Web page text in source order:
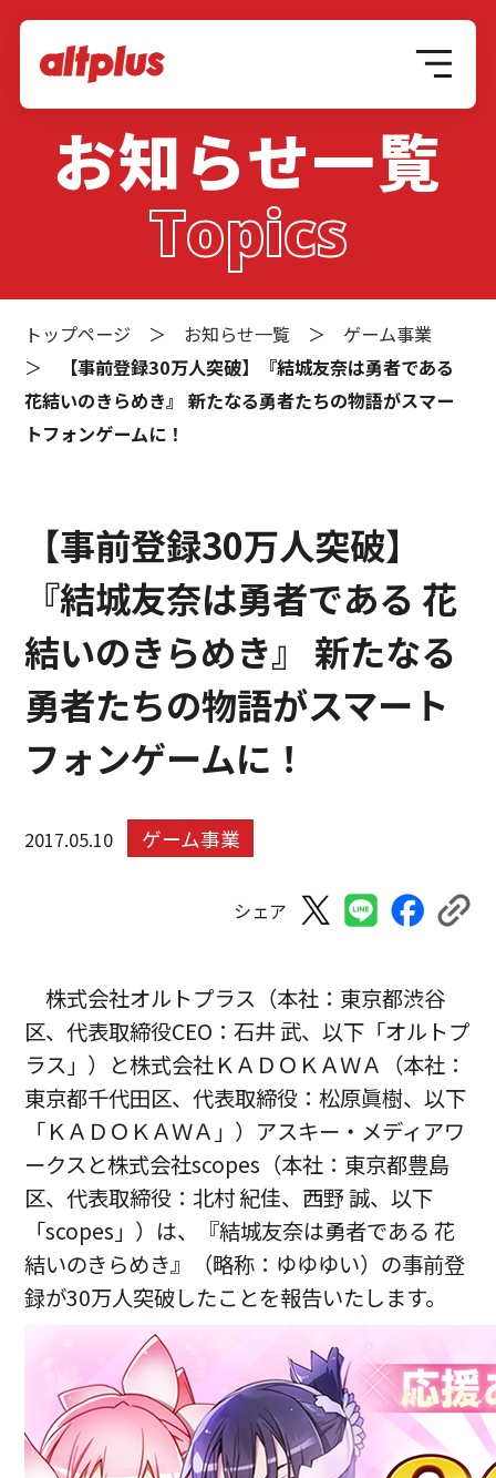
お知らせ一覧
Topics
トップページ ＞ お知らせ一覧 ＞ ゲーム事業
＞
【事前登録30万人突破】『結城友奈は勇者である
花結いのきらめき』 新たなる勇者たちの物語がスマー
トフォンゲームに！
【事前登録30万人突破】
『結城友奈は勇者である 花
結いのきらめき』 新たなる
勇者たちの物語がスマート
フォンゲームに！
2017.05.10 ゲーム事業
シェア
株式会社オルトプラス（本社：東京都渋谷
区、代表取締役CEO：石井 武、以下「オルトプ
ラス」）と株式会社ＫＡＤＯＫＡＷＡ（本社：
東京都千代田区、代表取締役：松原眞樹、以下
「ＫＡＤＯＫＡＷＡ」）アスキー・メディアワ
ークスと株式会社scopes（本社：東京都豊島
区、代表取締役：北村 紀佳、西野 誠、以下
「scopes」）は、『結城友奈は勇者である 花
結いのきらめき』（略称：ゆゆゆい）の事前登
録が30万人突破したことを報告いたします。